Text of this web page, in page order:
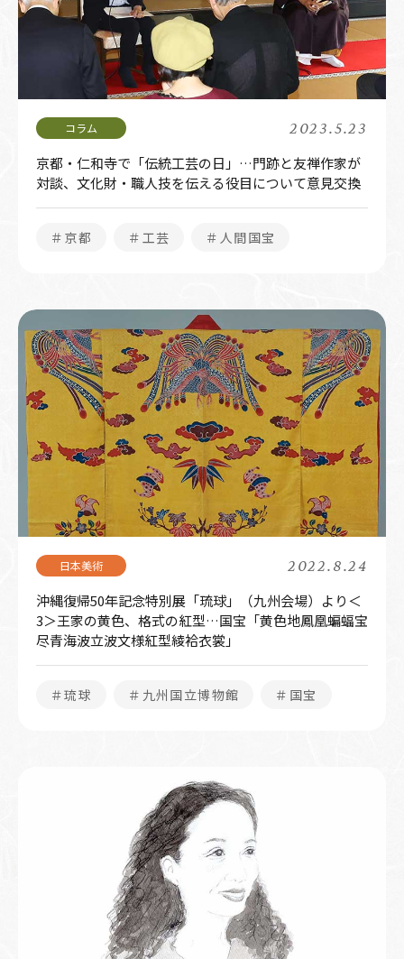
2023.5.23
京都・仁和寺で「伝統工芸の日」…門跡と友禅作家が
対談、文化財・職人技を伝える役目について意見交換
＃京都 ＃工芸 ＃人間国宝
2022.8.24
沖縄復帰50年記念特別展「琉球」（九州会場）より＜
3＞王家の黄色、格式の紅型…国宝「黄色地鳳凰蝙蝠宝
尽青海波立波文様紅型綾袷衣裳」
＃琉球 ＃九州国立博物館 ＃国宝